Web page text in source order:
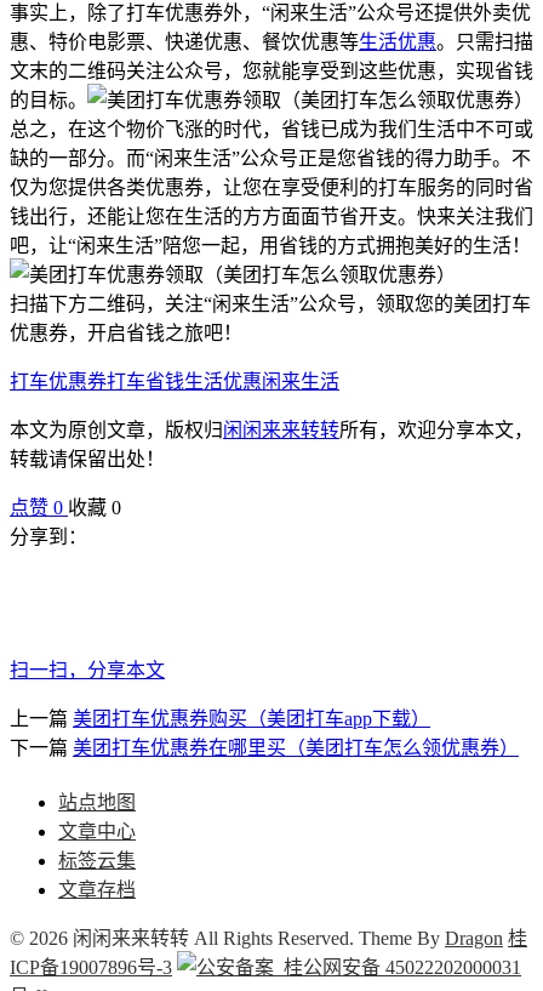
事实上，除了打车优惠券外，“闲来生活”公众号还提供外卖优
惠、特价电影票、快递优惠、餐饮优惠等生活优惠。只需扫描
文末的二维码关注公众号，您就能享受到这些优惠，实现省钱
的目标。
总之，在这个物价飞涨的时代，省钱已成为我们生活中不可或
缺的一部分。而“闲来生活”公众号正是您省钱的得力助手。不
仅为您提供各类优惠券，让您在享受便利的打车服务的同时省
钱出行，还能让您在生活的方方面面节省开支。快来关注我们
吧，让“闲来生活”陪您一起，用省钱的方式拥抱美好的生活！
扫描下方二维码，关注“闲来生活”公众号，领取您的美团打车
优惠券，开启省钱之旅吧！
打车优惠券打车省钱生活优惠闲来生活
本文为原创文章，版权归闲闲来来转转所有，欢迎分享本文，
转载请保留出处！
点赞 0 收藏 0
分享到：
扫一扫，分享本文
上一篇 美团打车优惠券购买（美团打车app下载）
下一篇 美团打车优惠券在哪里买（美团打车怎么领优惠券）
站点地图
文章中心
标签云集
文章存档
© 2026 闲闲来来转转 All Rights Reserved. Theme By Dragon 桂
ICP备19007896号-3
桂公网安备 45022202000031